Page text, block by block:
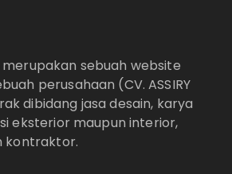
sebuah website
perusahaan (CV. ASSIRY
dibidang jasa desain, karya
eksterior maupun interior,
kontraktor.